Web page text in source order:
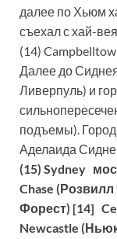
далее по Хьюм
съехал с хай-
(14)
Далее до
Ливерпуль) и
подъемы).
Аделаида
(15) Sydney
Chase
Форест) [14]
Newcastle